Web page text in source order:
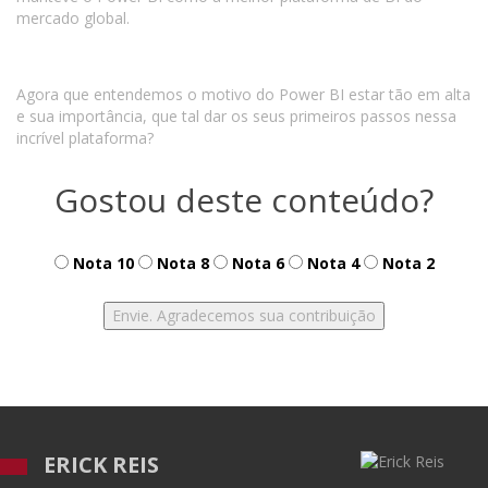
mercado global.
Agora que entendemos o motivo do Power BI estar tão em alta
e sua importância, que tal dar os seus primeiros passos nessa
incrível plataforma?
Gostou deste conteúdo?
Nota 10 Nota 8 Nota 6 Nota 4 Nota 2
ERICK REIS